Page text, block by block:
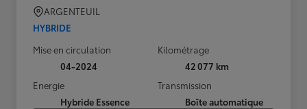
ARGENTEUIL
HYBRIDE
Mise en circulation
04-2024
Kilométrage
42 077 km
Energie
Hybride Essence
Transmission
Boîte automatique